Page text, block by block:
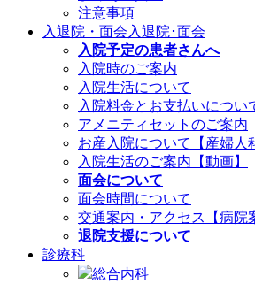
注意事項
入退院・面会 入退院･面会
入院予定の患者さんへ
入院時のご案内
入院生活について
入院料金とお支払いについ
アメニティセットのご案内
お産入院について【産婦人
入院生活のご案内【動画】
面会について
面会時間について
交通案内・アクセス【病院
退院支援について
診療科
総合内科